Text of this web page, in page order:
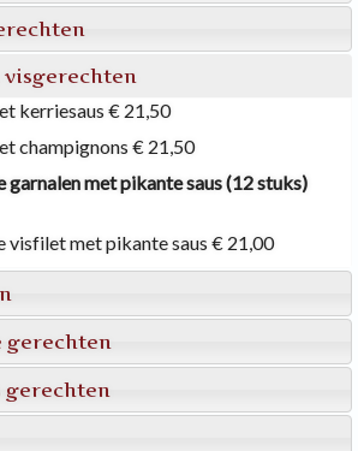
visgerechten
kerriesaus€ 21,50
champignons€ 21,50
garnalen met pikante saus (12 stuks)
visfilet met pikante saus€ 21,00
gerechten
gerechten